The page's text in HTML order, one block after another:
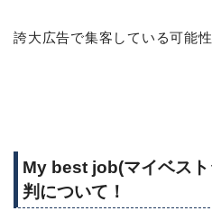
誇大広告で集客している可能性
My best job(マイベス
判について！